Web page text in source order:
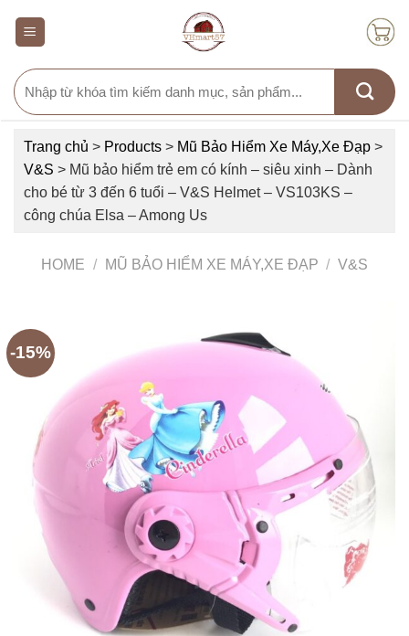
Search
for:
Trang chủ > Products > Mũ Bảo Hiểm Xe Máy,Xe Đạp >
V&S > Mũ bảo hiểm trẻ em có kính – siêu xinh – Dành
cho bé từ 3 đến 6 tuổi – V&S Helmet – VS103KS –
công chúa Elsa – Among Us
HOME / MŨ BẢO HIỂM XE MÁY,XE ĐẠP / V&S
-15%